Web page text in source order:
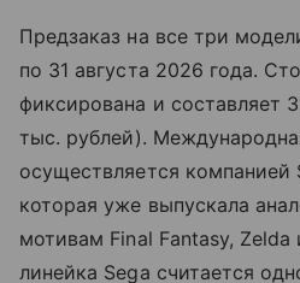
Предзаказ на все три
по 31 августа 2026 года.
фиксирована и составляет
тыс. рублей).
осуществляется компанией
которая уже выпускала
мотивам Final Fantasy, Zelda
линейка Sega считается